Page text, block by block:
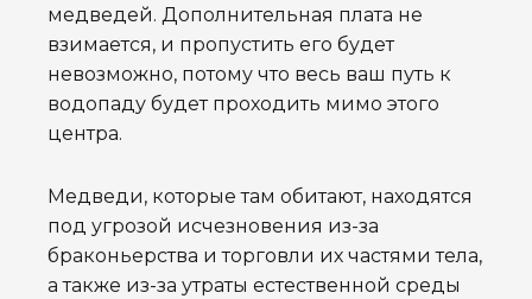
медведей. Дополнительная плата не
взимается, и пропустить его будет
невозможно, потому что весь ваш путь к
водопаду будет проходить мимо этого
центра.
Медведи, которые там обитают, находятся
под угрозой исчезновения из-за
браконьерства и торговли их частями тела,
а также из-за утраты естественной среды